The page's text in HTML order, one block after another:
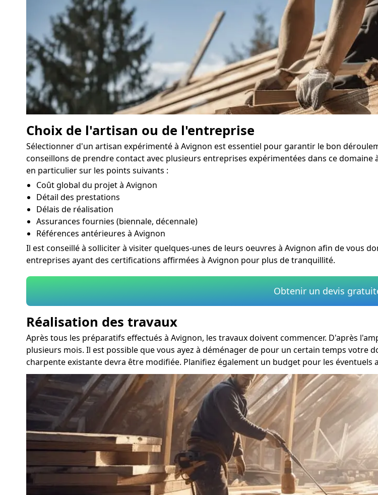
Choix de l'artisan ou de l'entreprise
Sélectionner d'un artisan expérimenté à Avignon est essentiel pour garantir le bon
conseillons de prendre contact avec plusieurs entreprises expérimentées dans ce
en particulier sur les points suivants :
Coût global du projet à Avignon
Détail des prestations
Délais de réalisation
Assurances fournies (biennale, décennale)
Références antérieures à Avignon
Il est conseillé à solliciter à visiter quelques-unes de leurs oeuvres à Avignon afin de vous
entreprises ayant des certifications affirmées à Avignon pour plus de tranquillité.
Obtenir un devis
Réalisation des travaux
Après tous les préparatifs effectués à Avignon, les travaux doivent commencer. D'après
plusieurs mois. Il est possible que vous ayez à déménager de pour un certain temps votre
charpente existante devra être modifiée. Planifiez également un budget pour les éventuels